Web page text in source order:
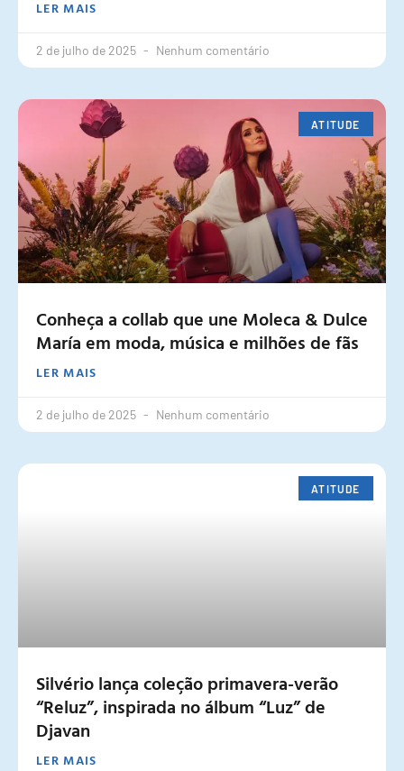
LER MAIS
2 de julho de 2025 Nenhum comentário
ATITUDE
Conheça a collab que une Moleca & Dulce
María em moda, música e milhões de fãs
LER MAIS
2 de julho de 2025 Nenhum comentário
ATITUDE
Silvério lança coleção primavera-verão
“Reluz”, inspirada no álbum “Luz” de
Djavan
LER MAIS